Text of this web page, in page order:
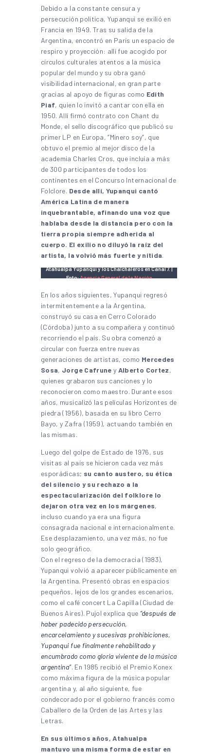
Debido a la constante censura y
persecución política, Yupanqui se exilió en
Francia en 1949. Tras su salida de la
Argentina, encontró en París un espacio de
respiro y proyección: allí fue acogido por
círculos culturales atentos a la música
popular del mundo y su obra ganó
visibilidad internacional, en gran parte
gracias al apoyo de figuras como Edith
Piaf, quien lo invitó a cantar con ella en
1950. Allí firmó contrato con Chant du
Monde, el sello discográfico que publicó su
primer LP en Europa, “Minero soy”, que
obtuvo el premio al mejor disco de la
academia Charles Cros, que incluía a más
de 300 participantes de todos los
continentes en el Concurso Internacional de
Folclore. Desde allí, Yupanqui cantó
América Latina de manera
inquebrantable, afinando una voz que
hablaba desde la distancia pero con la
tierra propia siempre adherida al
cuerpo. El exilio no diluyó la raíz del
artista, la volvió más fuerte y nítida.
Atahualpa Yupanqui y los Chalchaleros en Canal 7. |
Foto:Agencia General de la Nación
En los años siguientes, Yupanqui regresó
intermitentemente a la Argentina,
construyó su casa en Cerro Colorado
(Córdoba) junto a su compañera y continuó
recorriendo el país. Su obra comenzó a
circular con fuerza entre nuevas
generaciones de artistas, como Mercedes
Sosa, Jorge Cafrune y Alberto Cortez,
quienes grabaron sus canciones y lo
reconocieron como maestro. Durante esos
años, musicalizó las películas Horizontes de
piedra (1956), basada en su libro Cerro
Bayo, y Zafra (1959), actuando también en
las mismas.
Luego del golpe de Estado de 1976, sus
visitas al país se hicieron cada vez más
esporádicas; su canto austero, su ética
del silencio y su rechazo a la
espectacularización del folklore lo
dejaron otra vez en los márgenes,
incluso cuando ya era una figura
consagrada nacional e internacionalmente.
Ese desplazamiento, una vez más, no fue
solo geográfico.
Con el regreso de la democracia (1983),
Yupanqui volvió a aparecer públicamente en
la Argentina. Presentó obras en espacios
pequeños, lejos de los grandes escenarios,
como el café concert La Capilla (Ciudad de
Buenos Aires). Pujol explica que “después de
haber padecido persecución,
encarcelamiento y sucesivas prohibiciones,
Yupanqui fue finalmente rehabilitado y
encumbrado como gloria viviente de la música
argentina”. En 1985 recibió el Premio Konex
como máxima figura de la música popular
argentina y, al año siguiente, fue
condecorado por el gobierno francés como
Caballero de la Orden de las Artes y las
Letras.
En sus últimos años, Atahualpa
mantuvo una misma forma de estar en